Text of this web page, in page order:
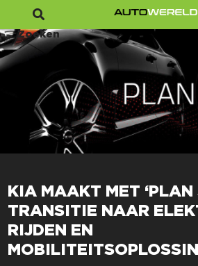
Zoeken
KIA MAAKT MET ‘PLAN
TRANSITIE NAAR
RIJDEN EN